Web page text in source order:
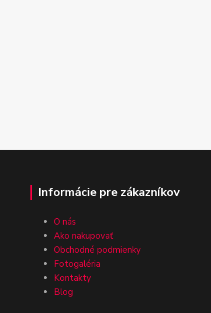
Informácie pre zákazníkov
O nás
Ako nakupovať
Obchodné podmienky
Fotogaléria
Kontakty
Blog